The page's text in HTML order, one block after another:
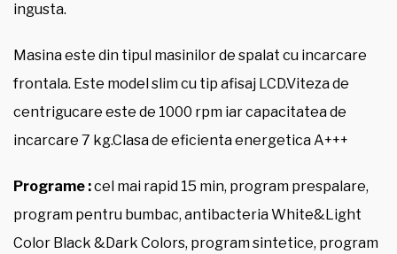
ingusta.
Masina este din tipul masinilor de spalat cu incarcare
frontala. Este model slim cu tip afisaj LCD.Viteza de
centrigucare este de 1000 rpm iar capacitatea de
incarcare 7 kg.Clasa de eficienta energetica A+++
Programe :cel mai rapid 15 min, program prespalare,
program pentru bumbac, antibacteria White&Light
Color Black &Dark Colors, program sintetice, program